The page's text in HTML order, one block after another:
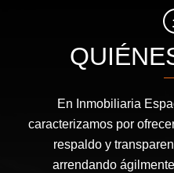
En Inmobiliaria
caracterizamos por
respaldo y
arrendando